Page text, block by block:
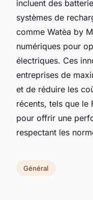
incluent des
systèmes de
comme Watèa by
numériques pour
électriques. Ces
entreprises de
et de réduire les
récents, tels que le
pour offrir une
respectant les
Général